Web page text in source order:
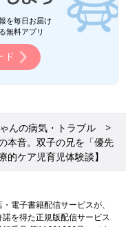
を毎日お届け
無料アプリ
ド
んの病気・トラブル
本音。双子の兄を「優先
ケア児育児体験談】
電子書籍配信サービスが、
を得た正規版配信サービス